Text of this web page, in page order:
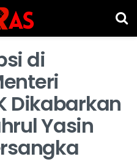
di
Dikabarkan
Yasin